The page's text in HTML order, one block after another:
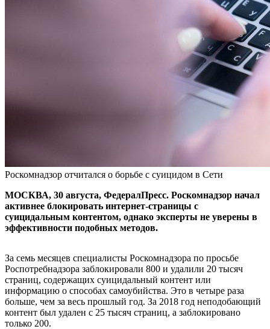
Роскомнадзор отчитался о борьбе с суицидом в Сети
МОСКВА, 30 августа, ФедералПресс. Роскомнадзор начал
активнее блокировать интернет-страницы с
суицидальным контентом, однако эксперты не уверены в
эффективности подобных методов.
За семь месяцев специалисты Роскомнадзора по просьбе
Роспотребнадзора заблокировали 800 и удалили 20 тысяч
страниц, содержащих суицидальный контент или
информацию о способах самоубийства. Это в четыре раза
больше, чем за весь прошлый год. За 2018 год неподобающий
контент был удален с 25 тысяч страниц, а заблокировано
только 200.